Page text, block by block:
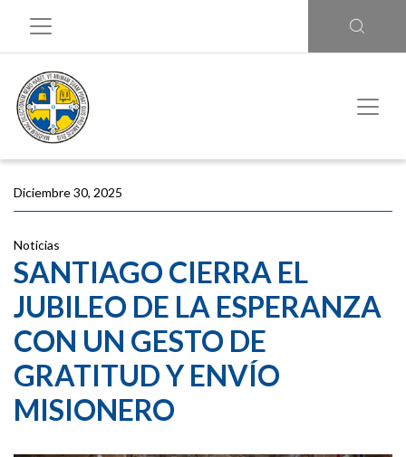
Diciembre 30, 2025
Noticias
SANTIAGO CIERRA EL
JUBILEO DE LA ESPERANZA
CON UN GESTO DE
GRATITUD Y ENVÍO
MISIONERO